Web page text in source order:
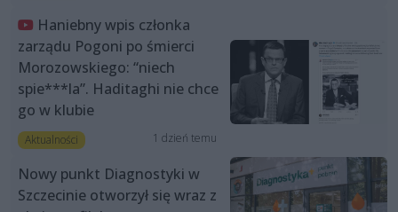
Haniebny wpis członka
zarządu Pogoni po śmierci
Morozowskiego: “niech
spie***la”. Haditaghi nie chce
go w klubie
Aktualności 1 dzień temu
Nowy punkt Diagnostyki w
Szczecinie otworzył się wraz z